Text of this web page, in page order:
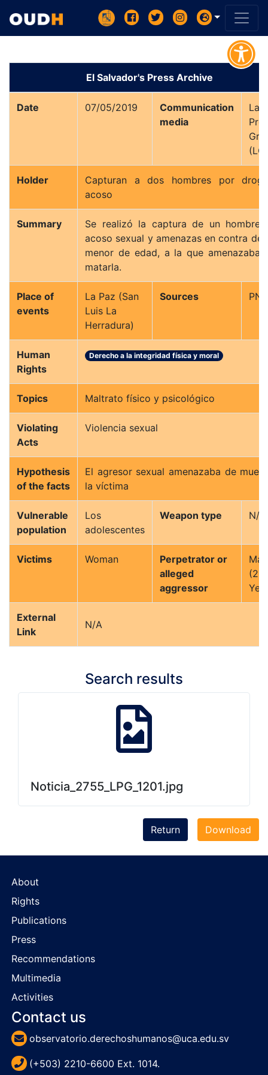
El Salvador's Press Archive
Date 07/05/2019
Communication
media
La
Holder
Capturan a dos hombres por
acoso
Summary
Se realizó la captura de un hombre
acoso sexual y amenazas en contra de
menor de edad, a la que amenazaba
matarla.
Place of
events
La Paz (San
Luis La
Herradura)
Sources
Human
Rights
Derecho a la integridad física y moral
Topics Maltrato físico y psicológico
Violating
Acts
Violencia sexual
Hypothesis
of the facts
El agresor sexual amenazaba de
la víctima
Vulnerable
population
Los
adolescentes
Weapon type N/A
Victims Woman
Perpetrator or
alleged
aggressor
Man
(26
External
Link
N/A
Search results
Noticia_2755_LPG_1201.jpg
Download
Return
About
Rights
Publications
Press
Recommendations
Multimedia
Activities
Contact us
observatorio.derechoshumanos@uca.edu.sv
(+503) 2210-6600 Ext. 1014.